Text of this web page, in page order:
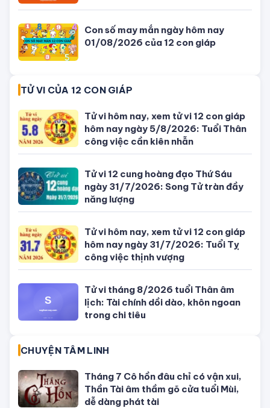
Con số may mắn ngày hôm nay
04/08/2026 - Lịch âm dương hôm
nay
hôm nay ngày 5/8/2026: Tuổi Thân
công việc cần kiên nhẫn
xanh) cầm ✂️ tiễn bạn nhậu đi gặp
ông bà
chức Campuchia tử vong, con gái
quý tộc bị bắt
04/08/2026 của 12 con giáp